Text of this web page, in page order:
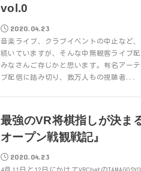
vol.0
2020.04.23
音楽ライブ、クラブイベントの中止など
続いていますが、そんな中無観客ライブ
みなさんご存じかと思います。有名アー
ブ配信に踏み切り、数万人もの視聴者...
最強のVR将棋指しが決ま
オープン戦観戦記』
2020.04.23
4月11日と12日にかけてVRChatの